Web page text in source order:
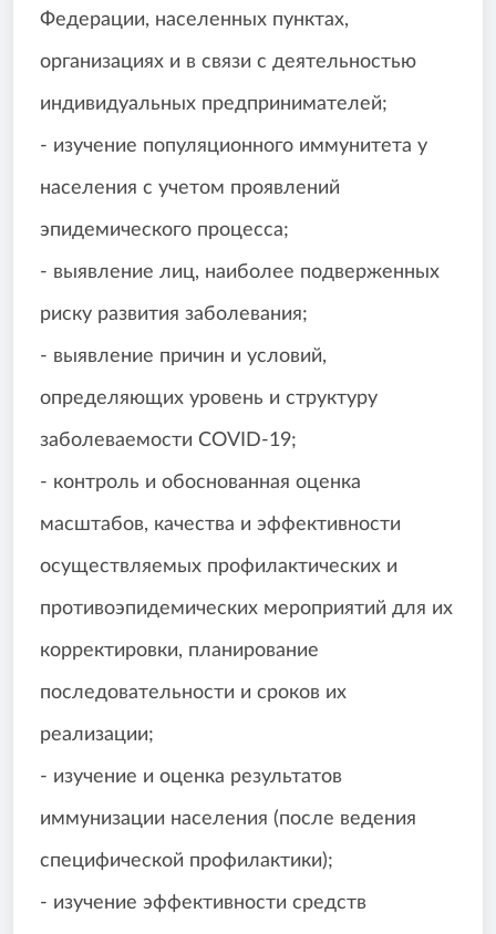
Федерации, населенных пунктах,
организациях и в связи с деятельностью
индивидуальных предпринимателей;
- изучение популяционного иммунитета у
населения с учетом проявлений
эпидемического процесса;
- выявление лиц, наиболее подверженных
риску развития заболевания;
- выявление причин и условий,
определяющих уровень и структуру
заболеваемости COVID-19;
- контроль и обоснованная оценка
масштабов, качества и эффективности
осуществляемых профилактических и
противоэпидемических мероприятий для их
корректировки, планирование
последовательности и сроков их
реализации;
- изучение и оценка результатов
иммунизации населения (после ведения
специфической профилактики);
- изучение эффективности средств